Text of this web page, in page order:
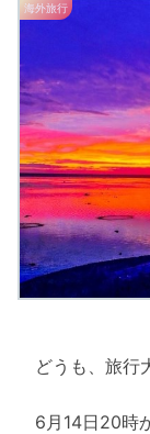
海外旅行
どうも、旅行
6月14日20時